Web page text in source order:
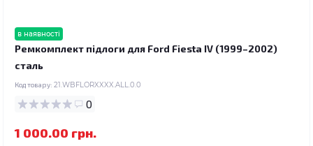
в наявності
Ремкомплект підлоги для Ford Fiesta IV (1999–2002)
сталь
Код товару: 21.WBFLORXXXX.ALL.0.0
0
1 000.00 грн.